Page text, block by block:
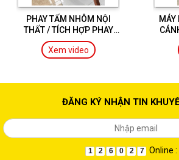
PHAY TẤM NHÔM NỘI
THẤT / TÍCH HỢP PHAY
ĐẦU ĐỐ
Xem video
MÁY
ĐĂNG KÝ NHẬN TIN
1 2 6 0 2 7 Online :